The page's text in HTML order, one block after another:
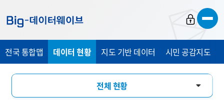
가
기
가
기
가
기
전국 통합맵 데이터 현황 지도 기반 데이터 시민 공감지도
전체 현황